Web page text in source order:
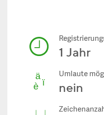
1 Jahr
Umlaute
nein